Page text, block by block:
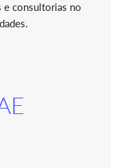
e consultorias no